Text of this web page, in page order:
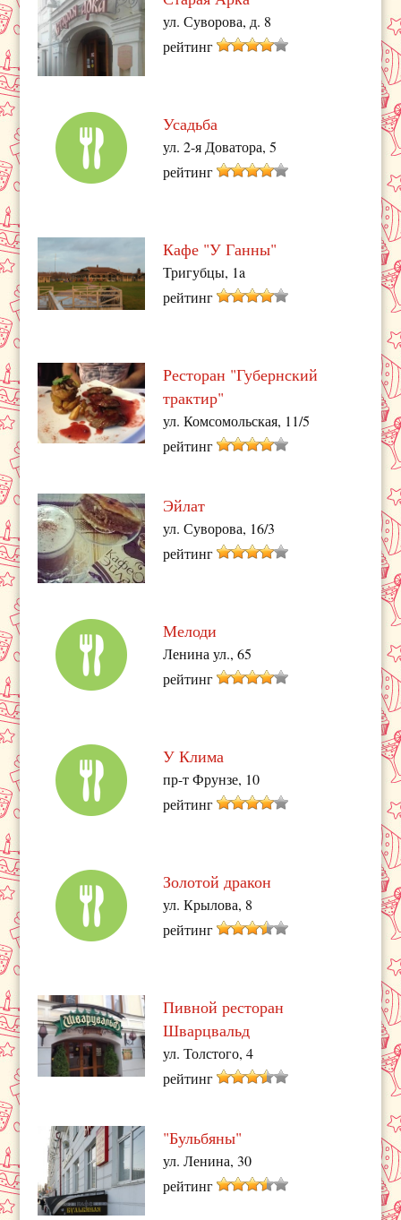
ул. Суворова, д. 8
рейтинг
Усадьба
ул. 2-я Доватора, 5
рейтинг
Кафе "У Ганны"
Тригубцы, 1a
рейтинг
Ресторан "Губернский
трактир"
ул. Комсомольская, 11/5
рейтинг
Эйлат
ул. Суворова, 16/3
рейтинг
Мелоди
Ленина ул., 65
рейтинг
У Клима
пр-т Фрунзе, 10
рейтинг
Золотой дракон
ул. Крылова, 8
рейтинг
Пивной ресторан
Шварцвальд
ул. Толстого, 4
рейтинг
"Бульбяны"
ул. Ленина, 30
рейтинг